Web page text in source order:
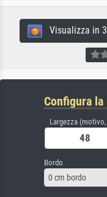
Visualizza in
Configura la
Largezza
Bordo
0 cm bordo